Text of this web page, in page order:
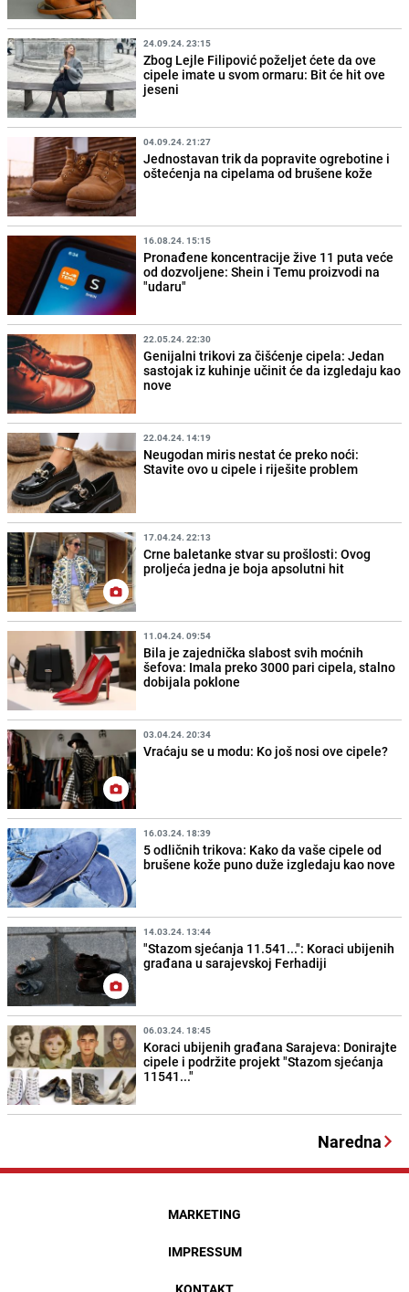
24.09.24. 23:15
Zbog Lejle Filipović poželjet ćete da ove
cipele imate u svom ormaru: Bit će hit ove
jeseni
04.09.24. 21:27
Jednostavan trik da popravite ogrebotine i
oštećenja na cipelama od brušene kože
16.08.24. 15:15
Pronađene koncentracije žive 11 puta veće
od dozvoljene: Shein i Temu proizvodi na
"udaru"
22.05.24. 22:30
Genijalni trikovi za čišćenje cipela: Jedan
sastojak iz kuhinje učinit će da izgledaju kao
nove
22.04.24. 14:19
Neugodan miris nestat će preko noći:
Stavite ovo u cipele i riješite problem
17.04.24. 22:13
Crne baletanke stvar su prošlosti: Ovog
proljeća jedna je boja apsolutni hit
11.04.24. 09:54
Bila je zajednička slabost svih moćnih
šefova: Imala preko 3000 pari cipela, stalno
dobijala poklone
03.04.24. 20:34
Vraćaju se u modu: Ko još nosi ove cipele?
16.03.24. 18:39
5 odličnih trikova: Kako da vaše cipele od
brušene kože puno duže izgledaju kao nove
14.03.24. 13:44
"Stazom sjećanja 11.541...": Koraci ubijenih
građana u sarajevskoj Ferhadiji
06.03.24. 18:45
Koraci ubijenih građana Sarajeva: Donirajte
cipele i podržite projekt "Stazom sjećanja
11541..."
Naredna
MARKETING
IMPRESSUM